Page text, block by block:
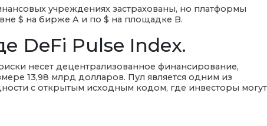
учреждениях застрахованы, но платформы
$ на бирже A и по $ на площадке B.
DeFi Pulse Index.
несет децентрализованное финансирование,
13,98 млрд долларов. Пул является одним из
с открытым исходным кодом, где инвесторы могут